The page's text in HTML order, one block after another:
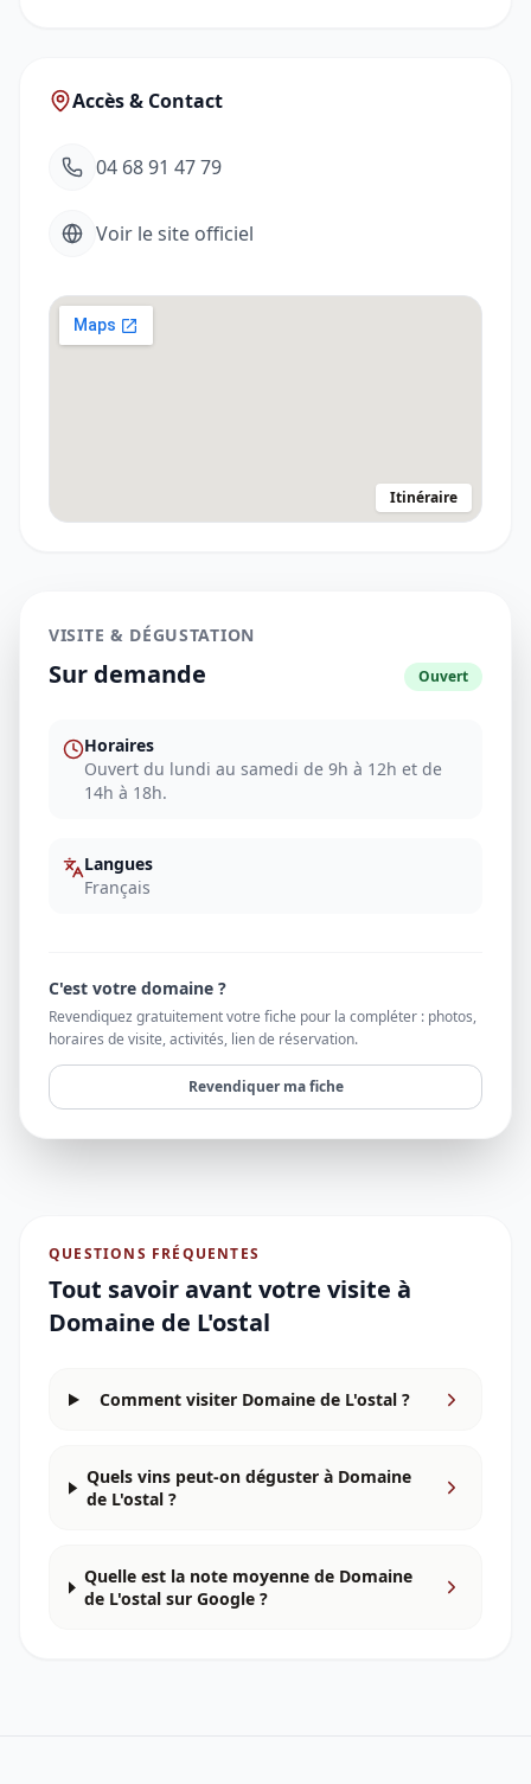
Accès & Contact
04 68 91 47 79
Voir le site officiel
Itinéraire
VISITE & DÉGUSTATION
Sur demande Ouvert
Horaires
Ouvert du lundi au samedi de 9h à 12h et de
14h à 18h.
Langues
Français
C'est votre domaine ?
Revendiquez gratuitement votre fiche pour la compléter : photos,
horaires de visite, activités, lien de réservation.
Revendiquer ma fiche
QUESTIONS FRÉQUENTES
Tout savoir avant votre visite à
Domaine de L'ostal
Comment visiter Domaine de L'ostal ?
Quels vins peut-on déguster à Domaine
de L'ostal ?
Quelle est la note moyenne de Domaine
de L'ostal sur Google ?